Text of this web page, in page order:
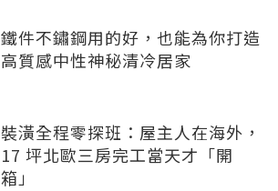
鐵件不鏽鋼用的好，也能為你打造
高質感中性神秘清冷居家
裝潢全程零探班：屋主人在海外，
17 坪北歐三房完工當天才「開
箱」